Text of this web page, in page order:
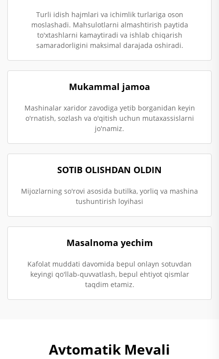
Turli idish hajmlari va ichimlik turlariga oson
moslashadi. Mahsulotlarni almashtirish paytida
to'xtashlarni kamaytiradi va ishlab chiqarish
samaradorligini maksimal darajada oshiradi.
Mukammal jamoa
Mashinalar xaridor zavodiga yetib borganidan keyin
o'rnatish, sozlash va o'qitish uchun mutaxassislarni
jo'namiz.
SOTIB OLISHDAN OLDIN
Mijozlarning so'rovi asosida butilka, yorliq va mashina
tushuntirish loyihasi
Masalnoma yechim
Kafolat muddati davomida bepul onlayn sotuvdan
keyingi qo'llab-quvvatlash, bepul ehtiyot qismlar
taqdim etamiz.
Avtomatik Mevali